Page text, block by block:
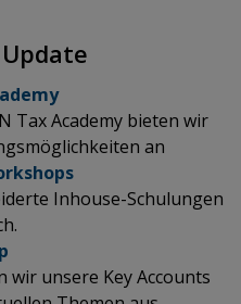
Tax Academy bieten wir
an
Inhouse-Schulungen
wir unsere Key Accounts